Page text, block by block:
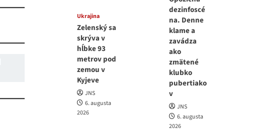
Ukrajina
Zelenský sa
skrýva v
hĺbke 93
metrov pod
zemou v
Kyjeve
JNS
6. augusta
2026
dezinfoscé
na. Denne
klame a
zavádza
ako
zmätené
klubko
pubertiako
v
JNS
6. augusta
2026